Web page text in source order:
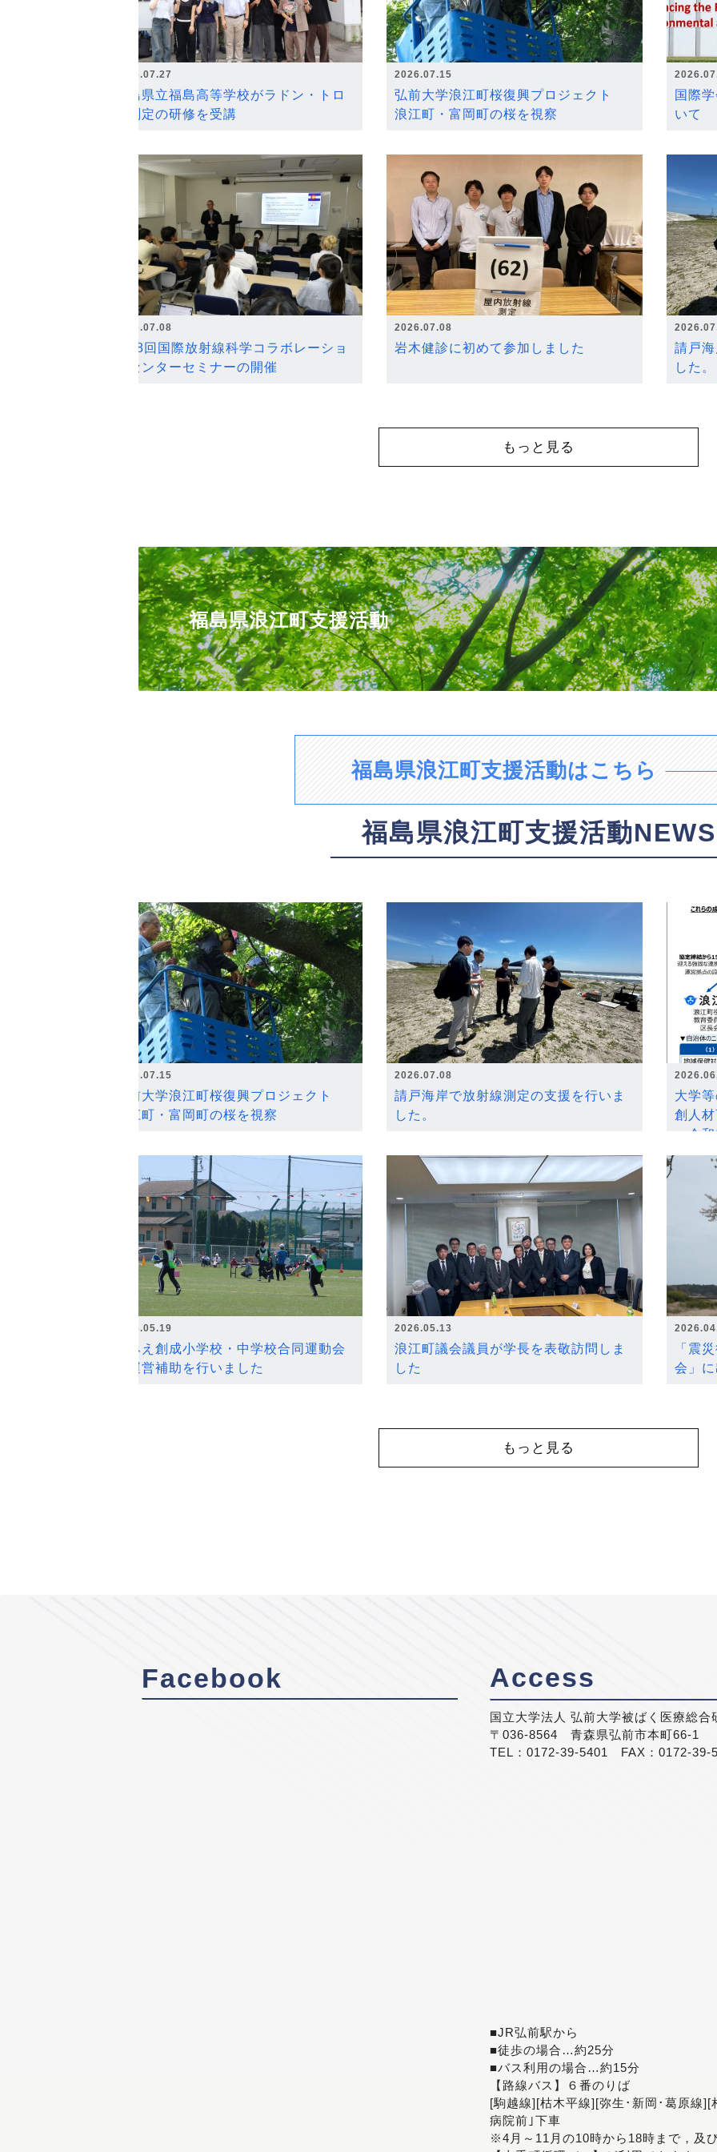
2026.07.27
福島県立福島高等学校がラドン・トロ
ン測定の研修を受講
2026.07.15
弘前大学浪江町桜復興プロジェクト
浪江町・富岡町の桜を視察
国際
いて
2026.07.08
第18回国際放射線科学コラボレーショ
ンセンターセミナーの開催
2026.07.08
岩木健診に初めて参加しました
請戸
した。
もっと見る
福島県浪江町支援活動
福島県浪江町支援活動はこちら
福島県浪江町支援活動NEWS
2026.07.15
弘前大学浪江町桜復興プロジェクト
浪江町・富岡町の桜を視察
2026.07.08
請戸海岸で放射線測定の支援を行いま
した。
大学
創人
～令
2026.05.19
なみえ創成小学校・中学校合同運動会
の運営補助を行いました
2026.05.13
浪江町議会議員が学長を表敬訪問しま
した
「震
会」
もっと見る
Facebook Access
国立大学法人 弘前大学被ばく医療総合
〒036-8564 青森県弘前市本町66-1
TEL：0172-39-5401 FAX：0172-39-
■JR弘前駅から
■徒歩の場合…約25分
■バス利用の場合…約15分
【路線バス】６番のりば
[駒越線][枯木平線][弥生･新岡･葛原線
病院前｣下車
※4月～11月の10時から18時まで，及